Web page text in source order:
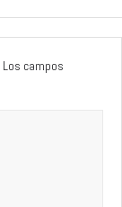
Los campos